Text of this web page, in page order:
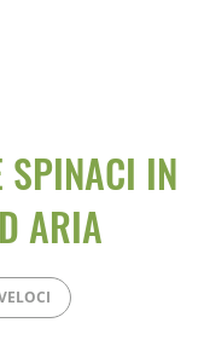
SPINACI IN
ARIA